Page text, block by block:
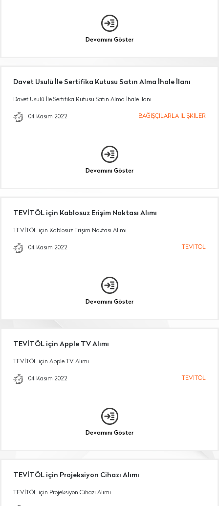
Devamını Göster
Davet Usulü İle Sertifika Kutusu Satın Alma İhale İlanı
Davet Usulü İle Sertifika Kutusu Satın Alma İhale İlanı
04 Kasım 2022 BAĞIŞÇILARLA İLİŞKİLER
Devamını Göster
TEVİTÖL için Kablosuz Erişim Noktası Alımı
TEVİTÖL için Kablosuz Erişim Noktası Alımı
04 Kasım 2022 TEVİTÖL
Devamını Göster
TEVİTÖL için Apple TV Alımı
TEVİTÖL için Apple TV Alımı
04 Kasım 2022 TEVİTÖL
Devamını Göster
TEVİTÖL için Projeksiyon Cihazı Alımı
TEVİTÖL için Projeksiyon Cihazı Alımı